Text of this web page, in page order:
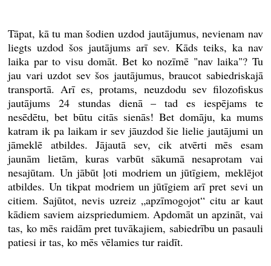
Tāpat, kā tu man šodien uzdod jautājumus, nevienam nav
liegts uzdod šos jautājums arī sev. Kāds teiks, ka nav
laika par to visu domāt. Bet ko nozīmē "nav laika"? Tu
jau vari uzdot sev šos jautājumus, braucot sabiedriskajā
transportā. Arī es, protams, neuzdodu sev filozofiskus
jautājums 24 stundas dienā – tad es iespējams te
nesēdētu, bet būtu citās sienās! Bet domāju, ka mums
katram ik pa laikam ir sev jāuzdod šie lielie jautājumi un
jāmeklē atbildes. Jājautā sev, cik atvērti mēs esam
jaunām lietām, kuras varbūt sākumā nesaprotam vai
nesajūtam. Un jābūt ļoti modriem un jūtīgiem, meklējot
atbildes. Un tikpat modriem un jūtīgiem arī pret sevi un
citiem. Sajūtot, nevis uzreiz „apzīmogojot“ citu ar kaut
kādiem saviem aizspriedumiem. Apdomāt un apzināt, vai
tas, ko mēs raidām pret tuvākajiem, sabiedrību un pasauli
patiesi ir tas, ko mēs vēlamies tur raidīt.